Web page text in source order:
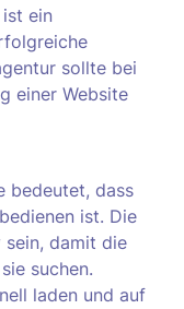
ein
sollte bei
einer Website
bedeutet, dass
ist. Die
damit die
suchen.
laden und auf